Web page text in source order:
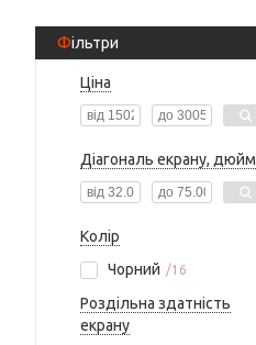
Фільтри
Ціна
Діагональ екрану, дюйм
Колір
Чорний
16
Роздільна здатність
екрану